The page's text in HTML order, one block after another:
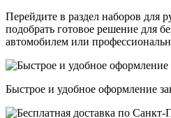
Перейдите в раздел наборов для
подобрать готовое решение для
автомобилем или
Быстрое и удобное оформление